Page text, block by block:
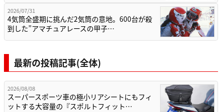
2026/07/31
4気筒全盛期に挑んだ2気筒の意地。600台が殺
到した”アマチュアレースの甲子…
最新の投稿記事(全体)
2026/08/08
スーパースポーツ車の極小リアシートにもフィ
ットする大容量の『スポルトフィット…